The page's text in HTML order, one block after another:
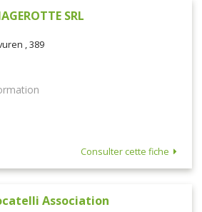
SRL
, 389
Consulter cette fiche
Association